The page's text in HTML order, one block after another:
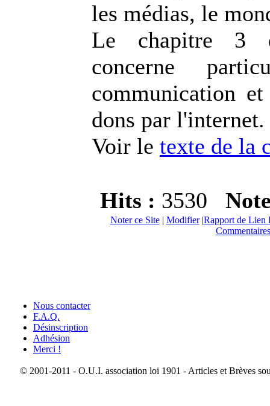
les médias, le
Le chapitre 3
concerne
communication
dons par l'internet.
Voir le texte de la
Hits : 3530
Noter ce Site| Modifier|Rapport de Lien
Nous contacter
F.A.Q.
Désinscription
Adhésion
Merci !
© 2001-2011 - O.U.I. association loi 1901 - Articles et Brèves